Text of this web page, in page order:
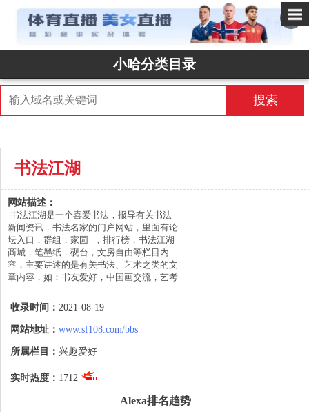
✕
小哈分类目录
搜索
书法江湖
网站描述：
书法江湖是一个喜爱书法，报导有关书法
新闻资讯，书法名家的门户网站，里面有论
坛入口，群组，家园 ，排行榜，书法江湖
商城，笔墨纸，砚台，文房自由等栏目内
容，主要讲述的是有关书法、艺术之类的文
章内容，如：书友爱好，中国画交流，艺考
导，网友作品交流，艺术品收藏与鉴赏金，
石文化研究，现代艺术探索，名胜书迹，海
外艺讯等内容。是喜爱书法，艺术类爱好者
收录时间： 2021-08-19
网站地址： www.sf108.com/bbs
所属栏目： 兴趣爱好
实时热度： 1712
Alexa排名趋势